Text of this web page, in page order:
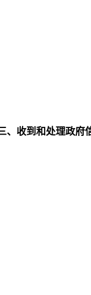
、收到和处理政府